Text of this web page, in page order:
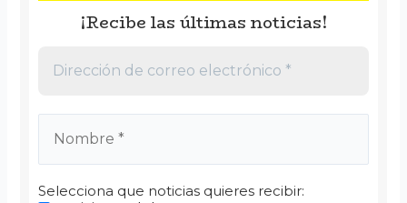
¡Recibe las últimas noticias!
Selecciona que noticias quieres recibir: